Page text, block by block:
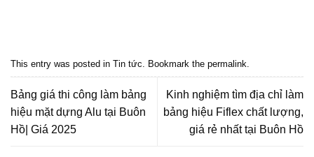
This entry was posted in Tin tức . Bookmark the permalink
Bảng giá thi công làm bảng
hiệu mặt dựng Alu tại Buôn
Hồ| Giá 2025
Kinh nghiệm tìm địa chỉ làm
bảng hiệu Fiflex chất lượng,
giá rẻ nhất tại Buôn Hồ